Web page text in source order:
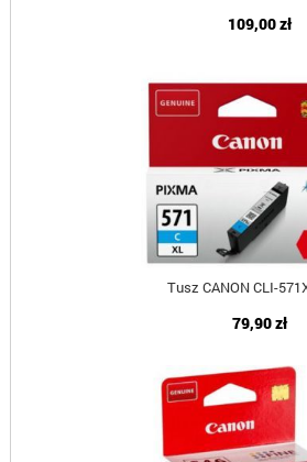
109,00 zł
Tusz CANON CLI-
79,90 zł